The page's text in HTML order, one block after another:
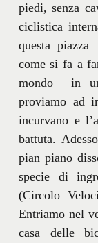
piedi, senza
ciclistica
questa
come si fa a
mondo in
proviamo ad
incurvano e
battuta.
pian piano
specie di
(Circolo
Entriamo nel
casa delle